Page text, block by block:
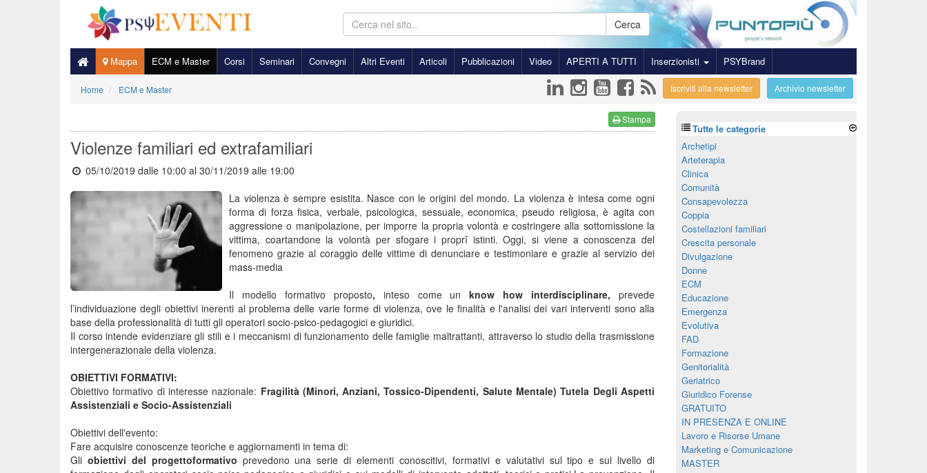
Cerca
Mappa ECM e Master Corsi Seminari Convegni Altri Eventi Articoli Pubblicazioni Video APERTI A TUTTI Inserzionisti PSYBrand
Home ECM e Master Archivio newsletter
Iscriviti alla newsletter
Stampa
Violenze familiari ed extrafamiliari
05/10/2019 dalle 10:00 al 30/11/2019 alle 19:00
La violenza è sempre esistita. Nasce con le origini del mondo. La violenza è intesa come ogni
forma di forza fisica, verbale, psicologica, sessuale, economica, pseudo religiosa, è agita con
aggressione o manipolazione, per imporre la propria volontà e costringere alla sottomissione la
vittima, coartandone la volontà per sfogare i proprî istinti. Oggi, si viene a conoscenza del
fenomeno grazie al coraggio delle vittime di denunciare e testimoniare e grazie al servizio dei
mass-media
Il modello formativo proposto, inteso come unknow how interdisciplinare, prevede
l’individuazione degli obiettivi inerenti al problema delle varie forme di violenza, ove le finalità e l'analisi dei vari interventi sono alla
base della professionalità di tutti gli operatori socio-psico-pedagogici e giuridici.
Il corso intende evidenziare gli stili e i meccanismi di funzionamento delle famiglie maltrattanti, attraverso lo studio della trasmissione
intergenerazionale della violenza.
OBIETTIVI FORMATIVI:
Obiettivo formativo di interesse nazionale: Fragilità (Minori, Anziani, Tossico-Dipendenti, Salute Mentale) Tutela Degli Aspetti
Assistenziali e Socio-Assistenziali
Obiettivi dell'evento:
Fare acquisire conoscenze teoriche e aggiornamenti in tema di:
Gli obiettivi del progettoformativo prevedono una serie di elementi conoscitivi, formativi e valutativi sul tipo e sul livello di
Tutte le categorie
Archetipi
Arteterapia
Clinica
Comunità
Consapevolezza
Coppia
Costellazioni familiari
Crescita personale
Divulgazione
Donne
ECM
Educazione
Emergenza
Evolutiva
FAD
Formazione
Genitorialità
Geriatrico
Giuridico Forense
GRATUITO
IN PRESENZA E ONLINE
Lavoro e Risorse Umane
Marketing e Comunicazione
MASTER